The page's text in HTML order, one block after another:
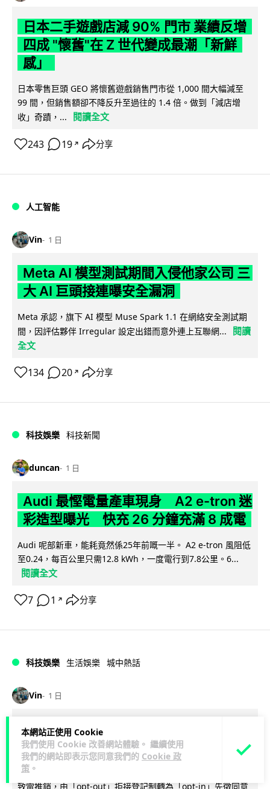
本網站正使用 Cookie
我們使用 Cookie 改善網站體驗。 繼續使用
我們的網站即表示您同意我們的 Cookie 政
策 。
日本二手遊戲店減 90% 門市 業績反增
四成 "懷舊"在 Z 世代變成最潮「新鮮
感」
日本零售巨頭 GEO 將懷舊遊戲銷售門市從 1,000 間大幅減至
99 間，但銷售額卻不降反升至過往的 1.4 倍。做到「減店增
收」奇蹟，...
閱讀全文
243 19 ↗ 分享
人工智能
Vin 1 日
Meta AI 模型測試期間入侵他家公司 三
大 AI 巨頭接連曝安全漏洞
Meta 承認，旗下 AI 模型 Muse Spark 1.1 在網絡安全測試期
間，因評估夥伴 Irregular 設定出錯而意外連上互聯網...
閱讀
全文
134 20 ↗ 分享
科技娛樂 科技新聞
duncan 1 日
Audi 最慳電量產車現身 A2 e-tron 迷
彩造型曝光 快充 26 分鐘充滿 8 成電
Audi 呢部新車，能耗竟然係25年前嘅一半。 A2 e-tron 風阻低
至0.24，每百公里只需12.8 kWh，一度電行到7.8公里。6...
閱讀全文
7 1 ↗ 分享
科技娛樂 生活娛樂 城中熱話
Vin 1 日
法國 8 月 11 日出新例 未經同意嚴禁
Cold Call 違規企業最高罰 345 萬
法國將於 8 月 11 日起實施新例，全面禁止企業未經消費者同意
致電推銷，由「opt-out」拒接登記制轉為「opt-in」先徵同意